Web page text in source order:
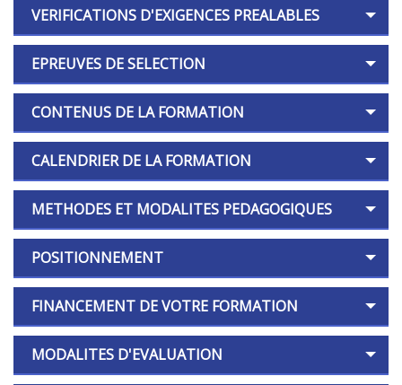
VERIFICATIONS D'EXIGENCES PREALABLES
EPREUVES DE SELECTION
CONTENUS DE LA FORMATION
CALENDRIER DE LA FORMATION
METHODES ET MODALITES PEDAGOGIQUES
POSITIONNEMENT
FINANCEMENT DE VOTRE FORMATION
MODALITES D'EVALUATION